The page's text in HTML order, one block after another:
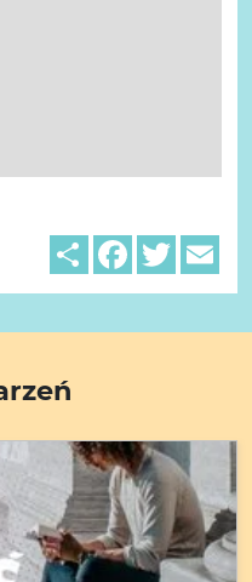
ShareFacebook
Twitter